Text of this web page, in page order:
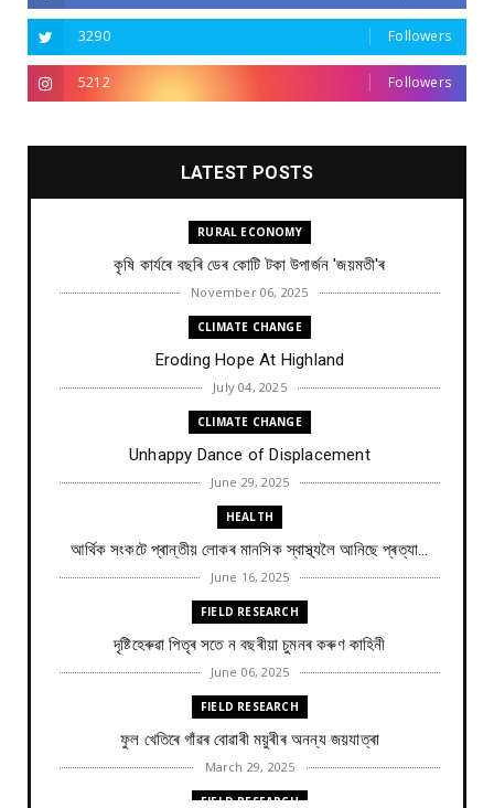
3290 Followers
5212 Followers
LATEST POSTS
RURAL ECONOMY
কৃষি কাৰ্যৰে বছৰি ডেৰ কোটি টকা উপার্জন 'জয়মতী'ৰ
November 06, 2025
CLIMATE CHANGE
Eroding Hope At Highland
July 04, 2025
CLIMATE CHANGE
Unhappy Dance of Displacement
June 29, 2025
HEALTH
আৰ্থিক সংকটে প্ৰান্তীয় লোকৰ মানসিক স্বাস্থ্যলৈ আনিছে প্ৰত্যা...
June 16, 2025
FIELD RESEARCH
দৃষ্টিহেৰুৱা পিতৃৰ সতে ন বছৰীয়া চুমনৰ কৰুণ কাহিনী
June 06, 2025
FIELD RESEARCH
ফুল খেতিৰে গাঁৱৰ বোৱাৰী ময়ুৰীৰ অনন্য জয়যাত্ৰা
March 29, 2025
FIELD RESEARCH